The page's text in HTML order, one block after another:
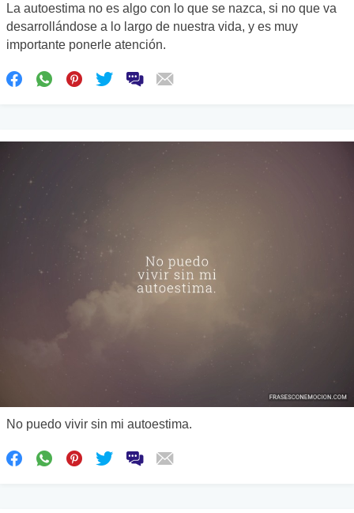
La autoestima no es algo con lo que se nazca, si no que va
desarrollándose a lo largo de nuestra vida, y es muy
importante ponerle atención.
No puedo vivir sin mi autoestima.